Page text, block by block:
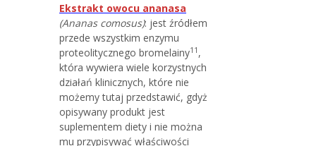
Ekstrakt owocu ananasa
(Ananas comosus): jest źródłem
przede wszystkim enzymu
proteolitycznego bromelainy11 ,
która wywiera wiele korzystnych
działań klinicznych, które nie
możemy tutaj przedstawić, gdyż
opisywany produkt jest
suplementem diety i nie można
mu przypisywać właściwości